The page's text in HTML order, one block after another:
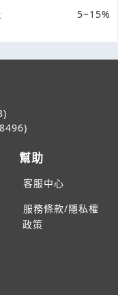
5~15%
幫助
客服中心
服務條款/隱私權
政策